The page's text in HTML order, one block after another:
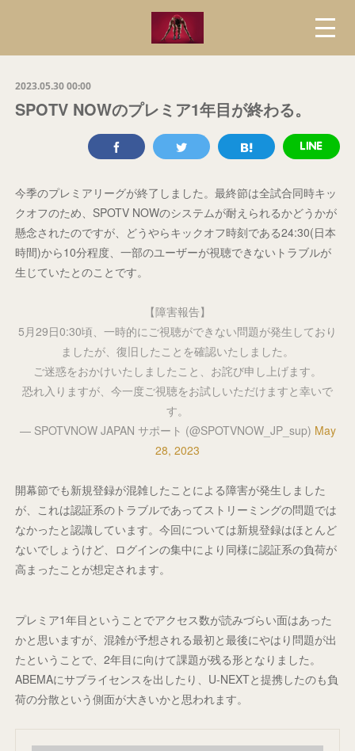
2023.05.30 00:00
SPOTV NOWのプレミア1年目が終わる。
今季のプレミアリーグが終了しました。最終節は全試合同時キッ
クオフのため、SPOTV NOWのシステムが耐えられるかどうかが
懸念されたのですが、どうやらキックオフ時刻である24:30(日本
時間)から10分程度、一部のユーザーが視聴できないトラブルが
生じていたとのことです。
【障害報告】
5月29日0:30頃、一時的にご視聴ができない問題が発生しており
ましたが、復旧したことを確認いたしました。
ご迷惑をおかけいたしましたこと、お詫び申し上げます。
恐れ入りますが、今一度ご視聴をお試しいただけますと幸いで
す。
— SPOTVNOW JAPAN サポート (@SPOTVNOW_JP_sup) May
28, 2023
開幕節でも新規登録が混雑したことによる障害が発生しました
が、これは認証系のトラブルであってストリーミングの問題では
なかったと認識しています。今回については新規登録はほとんど
ないでしょうけど、ログインの集中により同様に認証系の負荷が
高まったことが想定されます。
プレミア1年目ということでアクセス数が読みづらい面はあった
かと思いますが、混雑が予想される最初と最後にやはり問題が出
たということで、2年目に向けて課題が残る形となりました。
ABEMAにサブライセンスを出したり、U-NEXTと提携したのも負
荷の分散という側面が大きいかと思われます。